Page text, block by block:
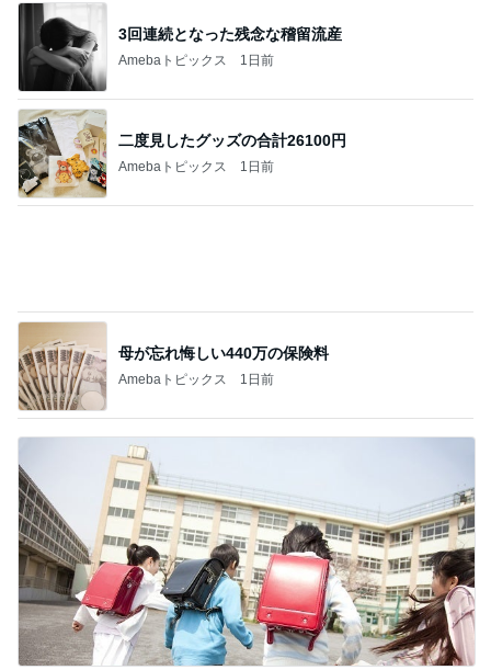
1学期で5人も引っ越してしまったクラス
Amebaトピックス
クロ あどけないツインテール姿の娘
Amebaトピックス
意思疎通できない娘と遊ぶ苦痛
Amebaトピックス
スーパーで安いを防ぐ収穫のコツ
Amebaトピックス 1日前
解凍で食べにくいコストコクッキー
Amebaトピックス 1日前